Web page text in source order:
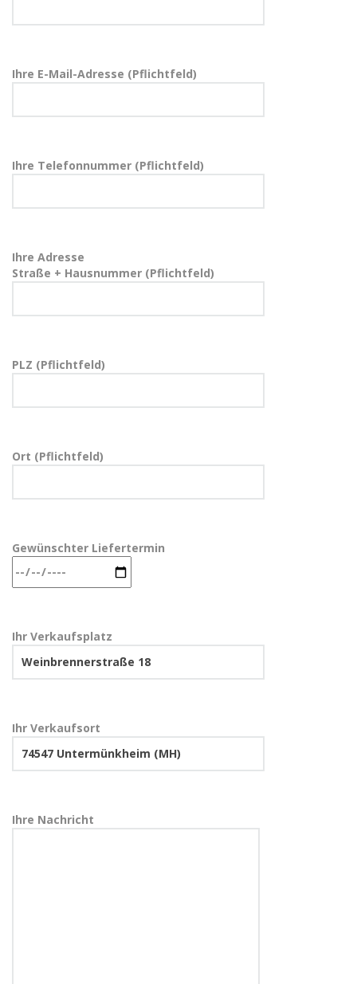
Ihre E-Mail-Adresse (Pflichtfeld)
Ihre Telefonnummer (Pflichtfeld)
Ihre Adresse
Straße + Hausnummer (Pflichtfeld)
PLZ (Pflichtfeld)
Ort (Pflichtfeld)
Gewünschter Liefertermin
Ihr Verkaufsplatz
Ihr Verkaufsort
Ihre Nachricht